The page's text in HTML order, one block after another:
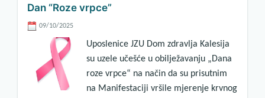
Dan “Roze vrpce”
09/10/2025
Uposlenice JZU Dom zdravlja Kalesija
su uzele učešće u obilježavanju „Dana
roze vrpce“ na način da su prisutnim
na Manifestaciji vršile mjerenje krvnog